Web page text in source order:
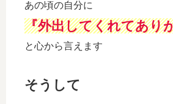
あの頃の自分に
『外出してくれてあり
と心から言えます
そうして